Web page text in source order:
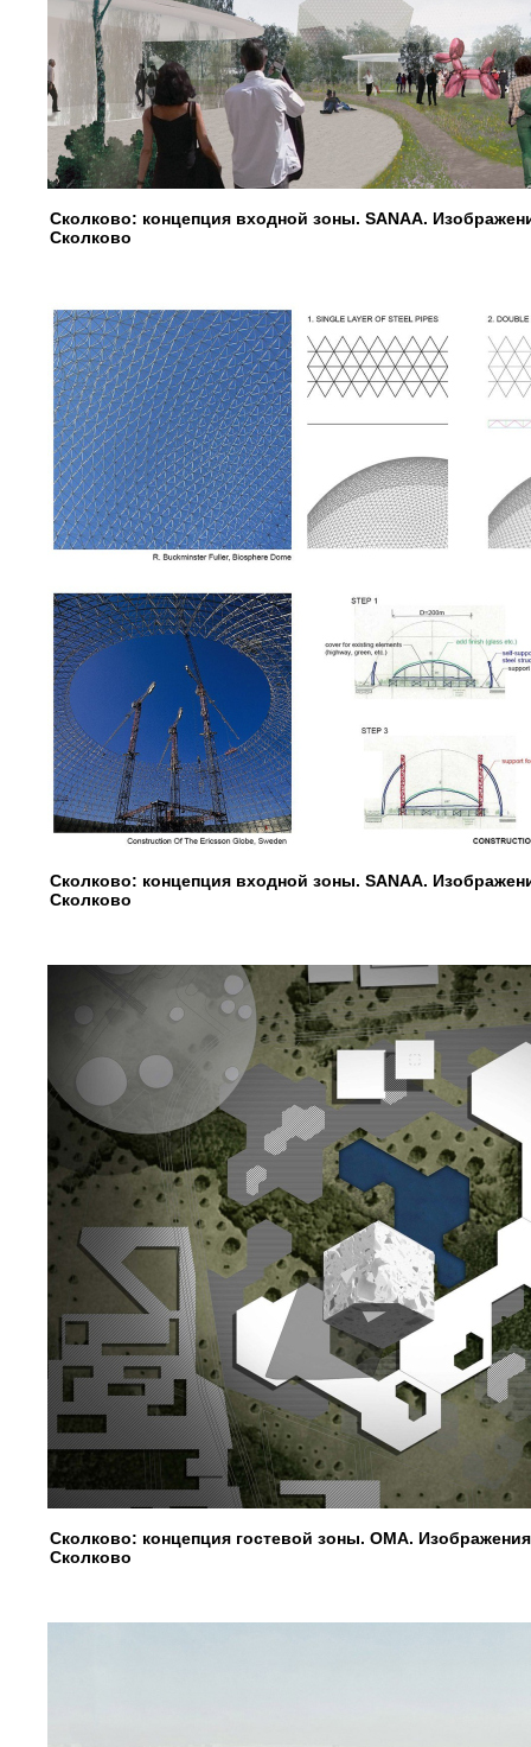
Сколково: концепция входной зоны. SANAA.
Сколково
Сколково: концепция входной зоны. SANAA.
Сколково
Сколково: концепция гостевой зоны. OMA.
Сколково